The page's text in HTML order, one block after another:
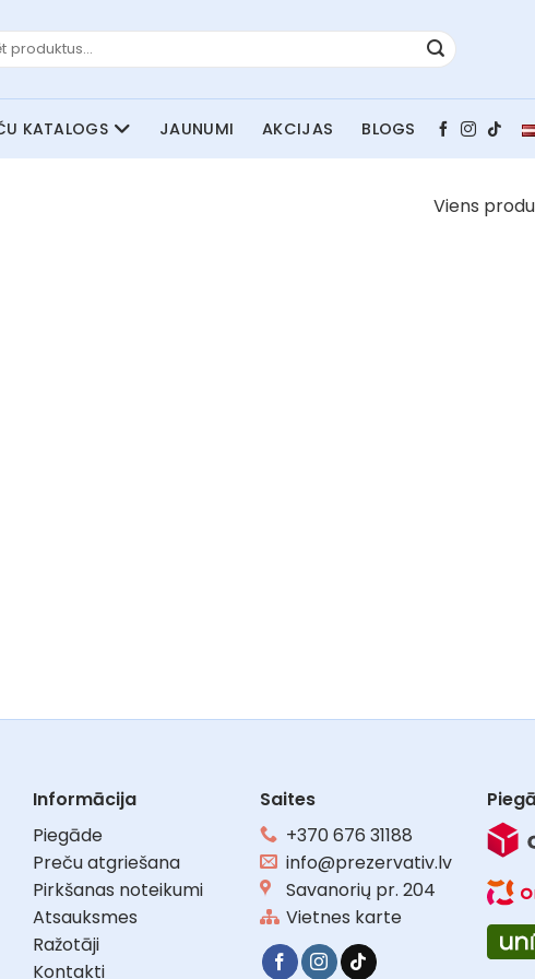
JAUNUMI AKCIJAS BLOGS
Viens
Informācija
Piegāde
Preču atgriešana
Pirkšanas noteikumi
Atsauksmes
Ražotāji
Kontakti
Saites
+370 676 31188
info@prezervativ.lv
Savanorių pr. 204
Vietnes karte